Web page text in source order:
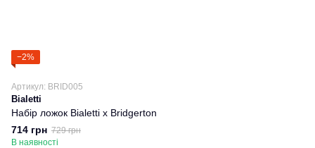
−2%
Артикул: BRID005
Bialetti
Набір ложок Bialetti x Bridgerton
714 грн 729 грн
В наявності